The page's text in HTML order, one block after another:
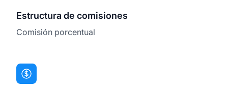
Estructura de comisiones
Comisión porcentual